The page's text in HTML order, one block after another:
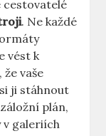
cestovatelé
. Ne každé
vést k
vaše
ji stáhnout
plán,
v galeriích